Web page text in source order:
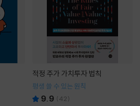
적정 주가 가치투자 법칙
평생 쓸 수 있는 원칙
9.9 (42)